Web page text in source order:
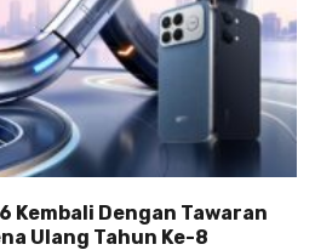
Kembali Dengan Tawaran
Ulang Tahun Ke-8